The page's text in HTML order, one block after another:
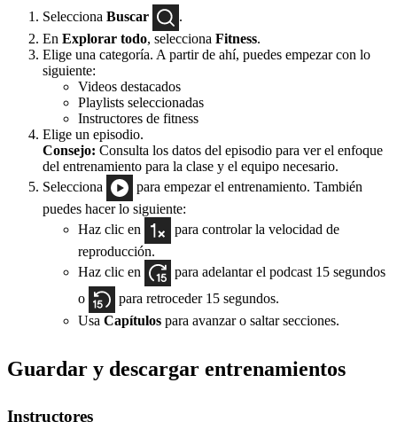
Selecciona Buscar
.
En Explorar todo, selecciona Fitness.
Elige una categoría. A partir de ahí, puedes empezar con lo
siguiente:
Videos destacados
Playlists seleccionadas
Instructores de fitness
Elige un episodio.
Consejo: Consulta los datos del episodio para ver el enfoque
del entrenamiento para la clase y el equipo necesario.
Selecciona
para empezar el entrenamiento. También
puedes hacer lo siguiente:
Haz clic en
para controlar la velocidad de
reproducción.
Haz clic en
para adelantar el podcast 15 segundos
o
para retroceder 15 segundos.
Usa Capítulos para avanzar o saltar secciones.
Guardar y descargar entrenamientos
Instructores